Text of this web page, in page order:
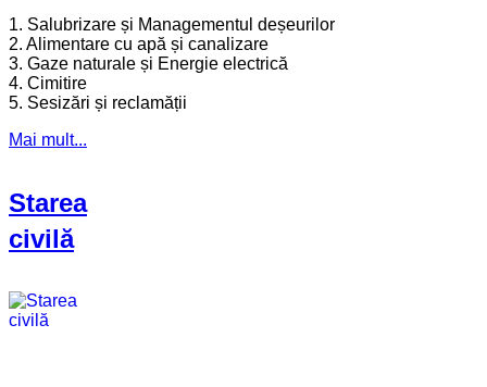
1. Salubrizare și Managementul deșeurilor
2. Alimentare cu apă și canalizare
3. Gaze naturale și Energie electrică
4. Cimitire
5. Sesizări și reclamății
Mai mult...
Starea
civilă